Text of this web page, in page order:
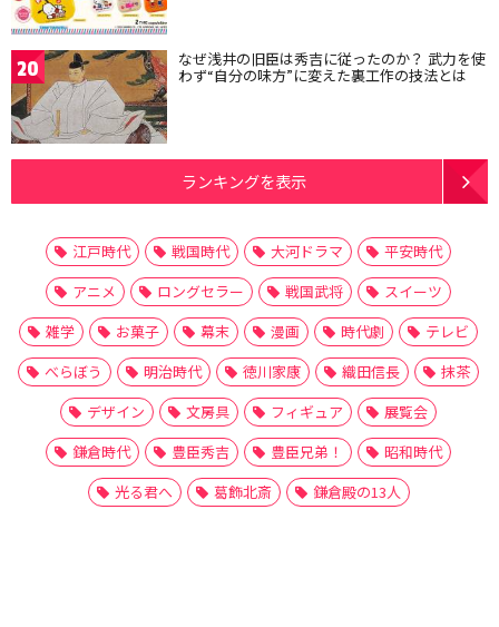
20 なぜ浅井の旧臣は秀吉に従ったのか？ 武力を使
わず“自分の味方”に変えた裏工作の技法とは
ランキングを表示
江戸時代 戦国時代 大河ドラマ
平安時代
アニメ
ロングセラー 戦国武将
スイーツ
雑学
お菓子 幕末 漫画 時代劇
テレビ
べらぼう
明治時代 徳川家康 織田信長
抹茶
デザイン
文房具 フィギュア
展覧会
鎌倉時代
豊臣秀吉 豊臣兄弟！
昭和時代
光る君へ
葛飾北斎 鎌倉殿の13人